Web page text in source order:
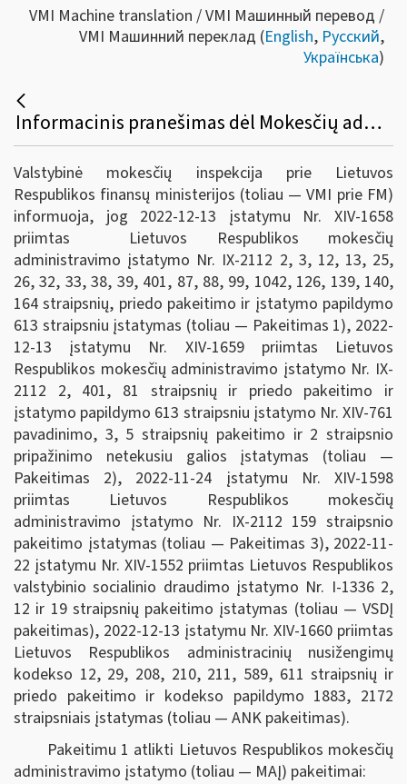
VMI Machine translation / VMI Машинный перевод /
VMI Машинний переклад (English, Русский,
Українська)
Informacinis pranešimas dėl Mokesčių administravimo įstatymo, Valstybinio socialinio draudimo įstatymo, Administracinių nusižengimų kodekso pakeitimų.
Valstybinė mokesčių inspekcija prie Lietuvos
Respublikos finansų ministerijos (toliau — VMI prie FM)
informuoja, jog 2022-12-13 įstatymu Nr. XIV-1658
priimtas Lietuvos Respublikos mokesčių
administravimo įstatymo Nr. IX-2112 2, 3, 12, 13, 25,
26, 32, 33, 38, 39, 401, 87, 88, 99, 1042, 126, 139, 140,
164 straipsnių, priedo pakeitimo ir įstatymo papildymo
613 straipsniu įstatymas (toliau — Pakeitimas 1), 2022-
12-13 įstatymu Nr. XIV-1659 priimtas Lietuvos
Respublikos mokesčių administravimo įstatymo Nr. IX-
2112 2, 401, 81 straipsnių ir priedo pakeitimo ir
įstatymo papildymo 613 straipsniu įstatymo Nr. XIV-761
pavadinimo, 3, 5 straipsnių pakeitimo ir 2 straipsnio
pripažinimo netekusiu galios įstatymas (toliau —
Pakeitimas 2), 2022-11-24 įstatymu Nr. XIV-1598
priimtas Lietuvos Respublikos mokesčių
administravimo įstatymo Nr. IX-2112 159 straipsnio
pakeitimo įstatymas (toliau — Pakeitimas 3), 2022-11-
22 įstatymu Nr. XIV-1552 priimtas Lietuvos Respublikos
valstybinio socialinio draudimo įstatymo Nr. I-1336 2,
12 ir 19 straipsnių pakeitimo įstatymas (toliau — VSDĮ
pakeitimas), 2022-12-13 įstatymu Nr. XIV-1660 priimtas
Lietuvos Respublikos administracinių nusižengimų
kodekso 12, 29, 208, 210, 211, 589, 611 straipsnių ir
priedo pakeitimo ir kodekso papildymo 1883, 2172
straipsniais įstatymas (toliau — ANK pakeitimas).
Pakeitimu 1 atlikti Lietuvos Respublikos mokesčių
administravimo įstatymo (toliau — MAĮ) pakeitimai: